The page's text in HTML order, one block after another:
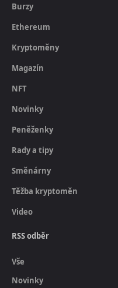
Burzy
Ethereum
Kryptoměny
Magazín
NFT
Novinky
Peněženky
Rady a tipy
Směnárny
Těžba kryptoměn
Video
RSS odběr
Vše
Novinky